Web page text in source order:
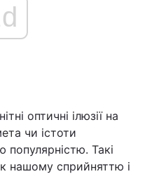
оптичні ілюзії на
чи істоти
Такі
нашому сприйняттю і